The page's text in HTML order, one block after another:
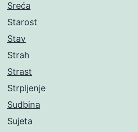
Sreća
Starost
Stav
Strah
Strast
Strpljenje
Sudbina
Sujeta